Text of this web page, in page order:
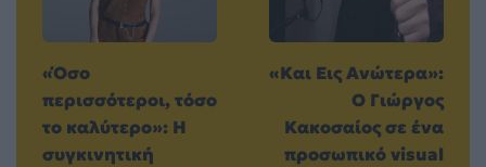
«Όσο
περισσότεροι, τόσο
το καλύτερο»: Η
συγκινητική
«Και Εις Ανώτερα»:
Ο Γιώργος
Κακοσαίος σε ένα
προσωπικό visual